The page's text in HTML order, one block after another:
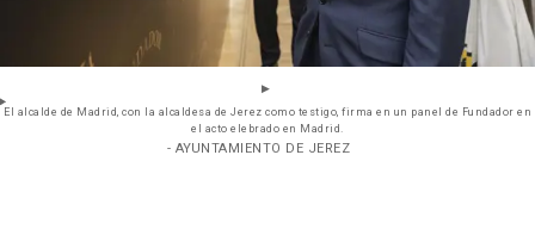
El alcalde de Madrid, con la alcaldesa de Jerez como testigo, firma en un panel de Fundador en
el acto elebrado en Madrid.
- AYUNTAMIENTO DE JEREZ